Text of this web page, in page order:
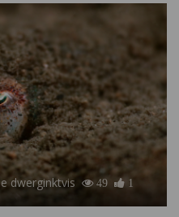
dwerginktvis 49
1